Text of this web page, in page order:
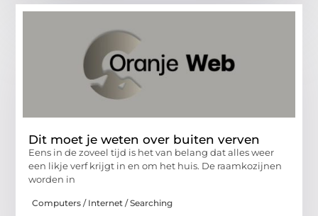
Dit moet je weten over buiten verven
Eens in de zoveel tijd is het van belang dat alles weer
een likje verf krijgt in en om het huis. De raamkozijnen
worden in
Computers / Internet / Searching